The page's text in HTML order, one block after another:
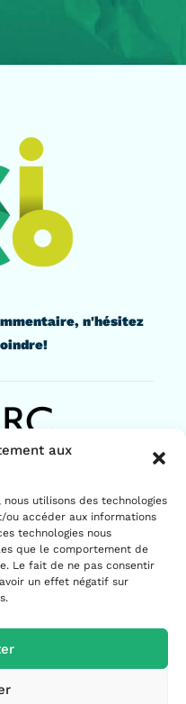
aux
utilisons des technologies
accéder aux informations
technologies nous
que le comportement de
Le fait de ne pas consentir
un effet négatif sur
n'hésitez
J2B 1G6
droits réservés.